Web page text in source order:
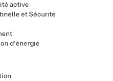
active
et Sécurité
d'énergie